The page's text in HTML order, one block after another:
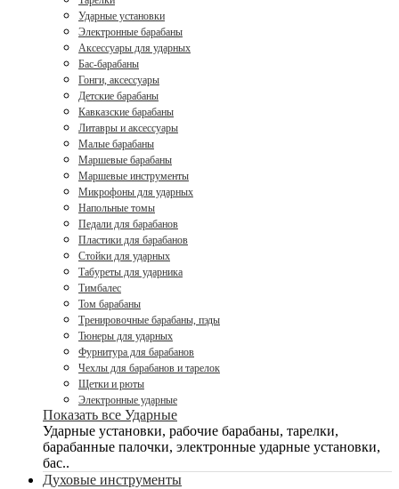
Ударные установки
Электронные барабаны
Аксессуары для ударных
Бас-барабаны
Гонги, аксессуары
Детские барабаны
Кавказские барабаны
Литавры и аксессуары
Малые барабаны
Маршевые барабаны
Маршевые инструменты
Микрофоны для ударных
Напольные томы
Педали для барабанов
Пластики для барабанов
Стойки для ударных
Табуреты для ударника
Тимбалес
Том барабаны
Тренировочные барабаны, пэды
Тюнеры для ударных
Фурнитура для барабанов
Чехлы для барабанов и тарелок
Щетки и рюты
Электронные ударные
Показать все Ударные
Ударные установки, рабочие барабаны, тарелки,
барабанные палочки, электронные ударные установки,
бас..
Духовые инструменты